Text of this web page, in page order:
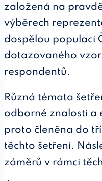
založená na
výběrech
dospělou populaci
dotazovaného
respondentů.
Různá témata
odborné znalosti a
proto členěna do
těchto šetření.
záměrů v rámci